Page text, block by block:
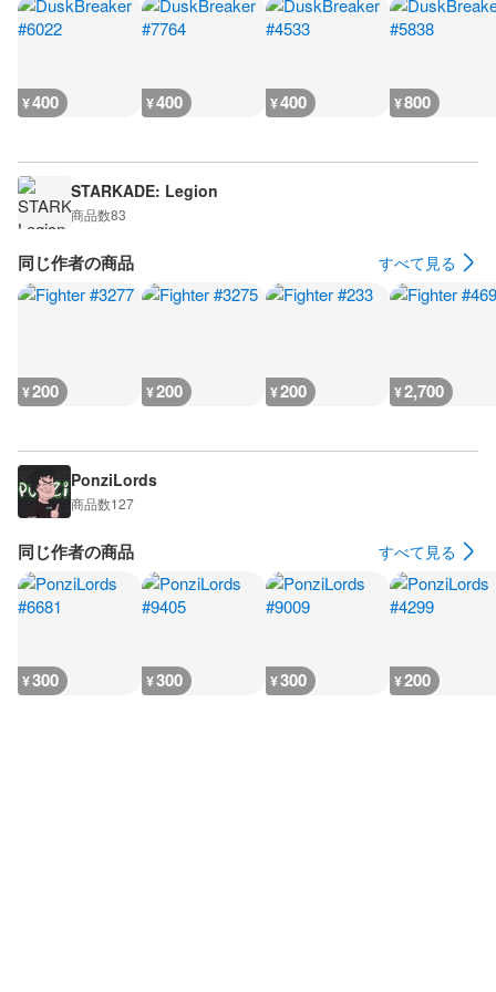
¥400 ¥400 ¥400 ¥800
STARKADE: Legion
商品数83
同じ作者の商品 すべて見る
¥200 ¥200 ¥200 ¥2,700
PonziLords
商品数127
同じ作者の商品 すべて見る
¥300 ¥300 ¥300 ¥200